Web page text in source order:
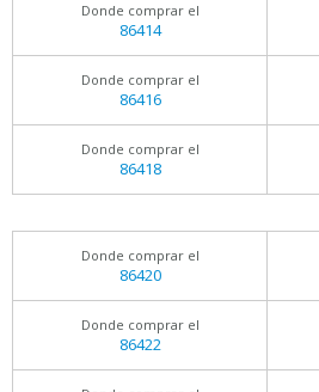
Donde comprar el
86414
Donde comprar el
86416
Donde comprar el
86418
Donde comprar el
86420
Donde comprar el
86422